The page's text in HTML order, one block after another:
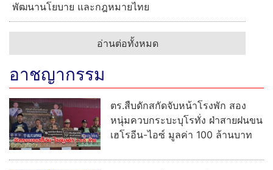
พัฒนานโยบาย และกฎหมายไทย
อ่านต่อทั้งหมด
อาชญากรรม
ตร.สืบดักสกัดจับหน้าโรงพัก สอง
หนุ่มควบกระบะบุโรทั่ง ฝ่าสายฝนขน
เฮโรอีน-ไอซ์ มูลค่า 100 ล้านบาท